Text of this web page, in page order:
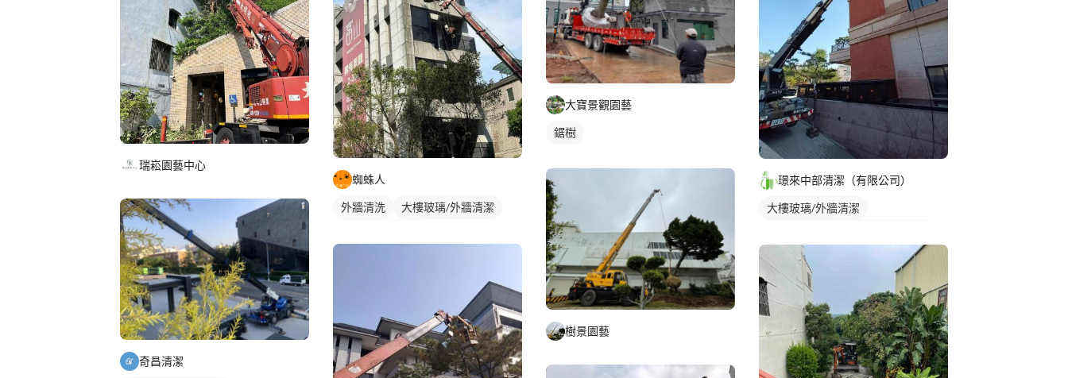
瑞崧園藝中心
奇昌清潔
蜘蛛人
外牆清洗
大樓玻璃/外牆清潔
大寶景觀園藝
鋸樹
樹景園藝
璟來中部清潔（有限公司）
大樓玻璃/外牆清潔